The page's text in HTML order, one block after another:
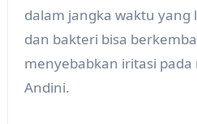
dalam jangka waktu yang
dan bakteri bisa
menyebabkan iritasi pada
Andini.